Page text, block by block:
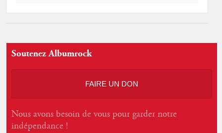
Soutenez Albumrock
FAIRE UN DON
Nous avons besoin de vous pour garder notre
indépendance !